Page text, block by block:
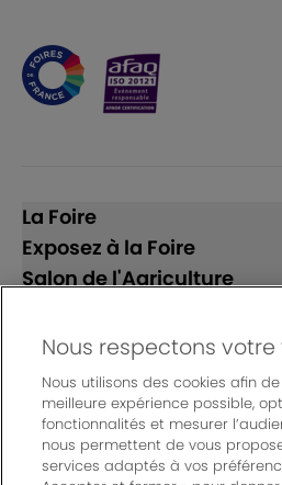
La Foire
Exposez à la Foire
Salon de l'Agriculture
Suivez-nous
Nous respectons votre
Nous utilisons des cookies afin
meilleure expérience possible,
fonctionnalités et mesurer
nous permettent de vous
services adaptés à vos